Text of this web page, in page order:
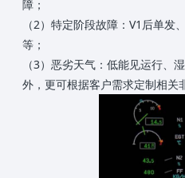
障；
（2）特定阶段故障：V1后单
等；
（3）恶劣天气：低能见运行、
外，更可根据客户需求定制相关